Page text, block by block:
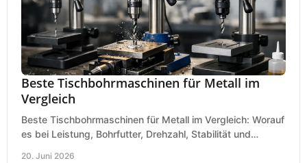
Beste Tischbohrmaschinen für Metall im
Vergleich
Beste Tischbohrmaschinen für Metall im Vergleich: Worauf
es bei Leistung, Bohrfutter, Drehzahl, Stabilität und
20. Juni 2026